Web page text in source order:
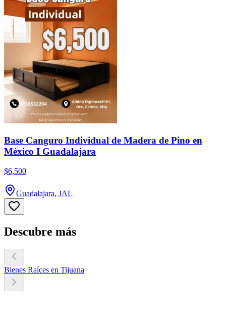
Base Canguro Individual de Madera de Pino en
México I Guadalajara
$6,500
Guadalajara, JAL
Descubre más
Bienes Raíces en Tijuana